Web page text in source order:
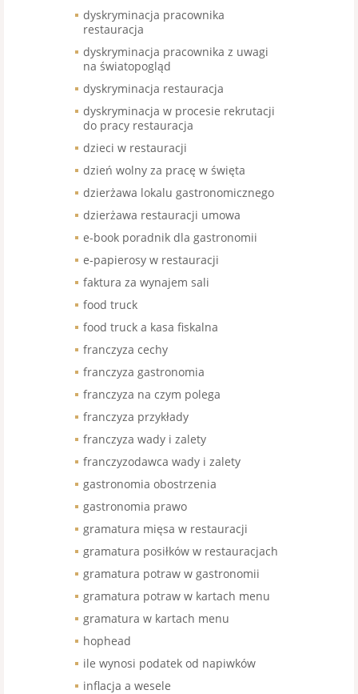
dyskryminacja pracownika
restauracja
dyskryminacja pracownika z uwagi
na światopogląd
dyskryminacja restauracja
dyskryminacja w procesie rekrutacji
do pracy restauracja
dzieci w restauracji
dzień wolny za pracę w święta
dzierżawa lokalu gastronomicznego
dzierżawa restauracji umowa
e-book poradnik dla gastronomii
e-papierosy w restauracji
faktura za wynajem sali
food truck
food truck a kasa fiskalna
franczyza cechy
franczyza gastronomia
franczyza na czym polega
franczyza przykłady
franczyza wady i zalety
franczyzodawca wady i zalety
gastronomia obostrzenia
gastronomia prawo
gramatura mięsa w restauracji
gramatura posiłków w restauracjach
gramatura potraw w gastronomii
gramatura potraw w kartach menu
gramatura w kartach menu
hophead
ile wynosi podatek od napiwków
inflacja a wesele